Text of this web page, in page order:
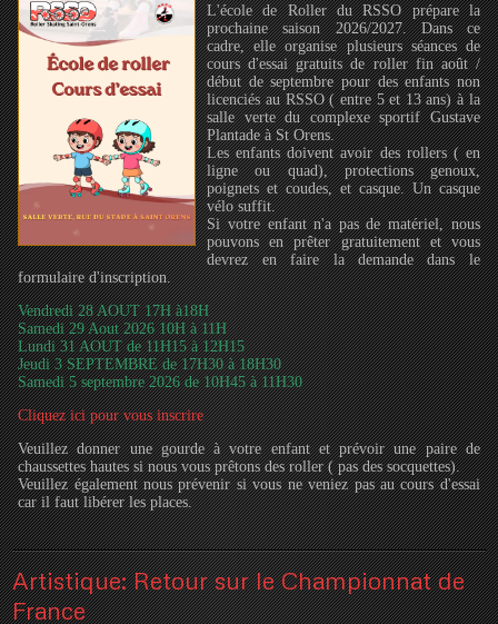
L'école de Roller du RSSO prépare la
prochaine saison 2026/2027. Dans ce
cadre, elle organise plusieurs séances de
cours d'essai gratuits de roller fin août /
début de septembre pour des enfants non
licenciés au RSSO ( entre 5 et 13 ans) à la
salle verte du complexe sportif Gustave
Plantade à St Orens.
Les enfants doivent avoir des rollers ( en
ligne ou quad), protections genoux,
poignets et coudes, et casque. Un casque
vélo suffit.
Si votre enfant n'a pas de matériel, nous
pouvons en prêter gratuitement et vous
devrez en faire la demande dans le
formulaire d'inscription.
Vendredi 28 AOUT 17H à18H
Samedi 29 Aout 2026 10H à 11H
Lundi 31 AOUT de 11H15 à 12H15
Jeudi 3 SEPTEMBRE de 17H30 à 18H30
Samedi 5 septembre 2026 de 10H45 à 11H30
Cliquez ici pour vous inscrire
Veuillez donner une gourde à votre enfant et prévoir une paire de
chaussettes hautes si nous vous prêtons des roller ( pas des socquettes).
Veuillez également nous prévenir si vous ne veniez pas au cours d'essai
car il faut libérer les places.
Artistique: Retour sur le Championnat de
France